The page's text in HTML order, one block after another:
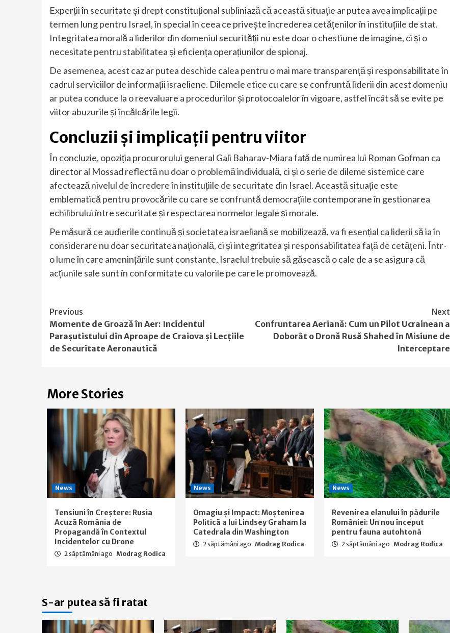
Experții în securitate și drept constituțional subliniază că această situație ar putea avea implicații pe
termen lung pentru Israel, în special în ceea ce privește încrederea cetățenilor în instituțiile de stat.
Integritatea morală a liderilor din domeniul securității nu este doar o chestiune de imagine, ci și o
necesitate pentru stabilitatea și eficiența operațiunilor de spionaj.
De asemenea, acest caz ar putea deschide calea pentru o mai mare transparență și responsabilitate în
cadrul serviciilor de informații israeliene. Dilemele etice cu care se confruntă liderii din acest domeniu
ar putea conduce la o reevaluare a procedurilor și protocoalelor în vigoare, astfel încât să se evite pe
viitor abuzurile și încălcările legii.
Concluzii și implicații pentru viitor
În concluzie, opoziția procurorului general Gali Baharav-Miara față de numirea lui Roman Gofman ca
director al Mossad reflectă nu doar o problemă individuală, ci și o serie de dileme sistemice care
afectează nivelul de încredere în instituțiile de securitate din Israel. Această situație este
emblematică pentru provocările cu care se confruntă democrațiile contemporane în gestionarea
echilibrului între securitate și respectarea normelor legale și morale.
Pe măsură ce audierile continuă și societatea israeliană se mobilizează, va fi esențial ca liderii să ia în
considerare nu doar securitatea națională, ci și integritatea și responsabilitatea față de cetățeni. Într-
o lume în care amenințările sunt constante, Israelul trebuie să găsească o cale de a se asigura că
acțiunile sale sunt în conformitate cu valorile pe care le promovează.
Continue
Reading
Previous
Momente de Groază în Aer: Incidentul
Parașutistului din Aproape de Craiova și Lecțiile
de Securitate Aeronautică
Next
Confruntarea Aeriană: Cum un Pilot Ucrainean a
Doborât o Dronă Rusă Shahed în Misiune de
Interceptare
More Stories
News
Tensiuni în Creștere: Rusia
Acuză România de
Propagandă în Contextul
Incidentelor cu Drone
2 săptămâni ago Modrag Rodica
News
Omagiu și Impact: Moștenirea
Politică a lui Lindsey Graham la
Catedrala din Washington
2 săptămâni ago Modrag Rodica
News
Revenirea elanului în pădurile
României: Un nou început
pentru fauna autohtonă
2 săptămâni ago Modrag Rodica
S-ar putea să fi ratat